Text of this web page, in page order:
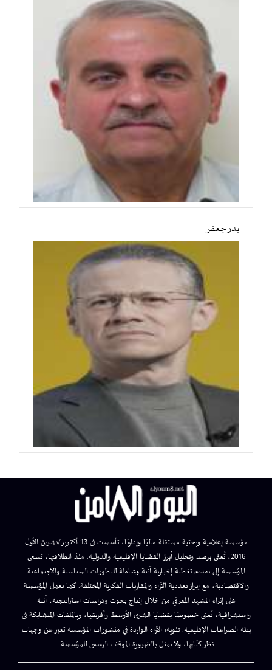
بدر جعفر
مؤسسة إعلامية وبحثية مستقلة ماليًا وإداريًا، تأسست في 13 أكتوبر/تشرين الأول
2016، تُعنى برصد وتحليل أبرز القضايا الإقليمية والدولية. منذ انطلاقتها، تسعى
المؤسسة إلى تقديم تغطية إخبارية آنية وشاملة للتطورات السياسية والاجتماعية
والاقتصادية، مع إبراز تعددية الآراء والمقاربات الفكرية المختلفة. كما تعمل المؤسسة
على إثراء المشهد المعرفي من خلال إنتاج بحوث ودراسات استراتيجية، آنية
واستشرافية، تُعنى خصوصًا بقضايا الشرق الأوسط وأفريقيا، وبالملفات المتشابكة في
بيئة الصراعات الإقليمية. تنويه: الآراء الواردة في منشورات المؤسسة تعبر عن وجهات
نظر كتّابها، ولا تمثل بالضرورة الموقف الرسمي للمؤسسة.